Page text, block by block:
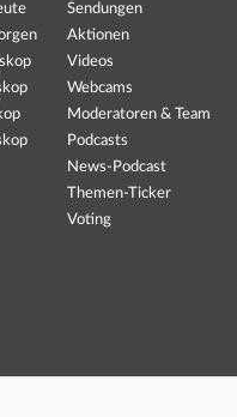
Sendungen
Aktionen
Videos
Webcams
Moderatoren & Team
Podcasts
News-Podcast
Themen-Ticker
Voting